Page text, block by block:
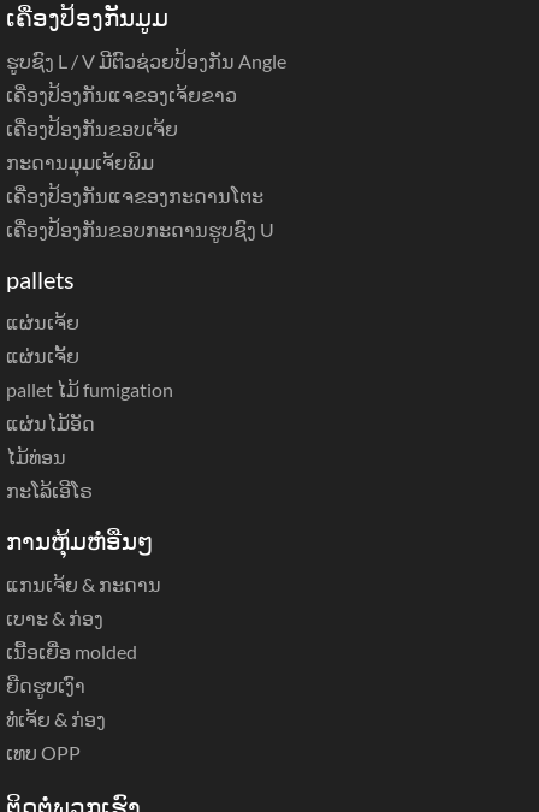
ເຄື່ອງປ້ອງກັນມູມ
ຮູບຊົງ L / V ມີຕົວຊ່ວຍປ້ອງກັນ Angle
ເຄື່ອງປ້ອງກັນແຈຂອງເຈ້ຍຂາວ
ເຄື່ອງປ້ອງກັນຂອບເຈ້ຍ
ກະດານມຸມເຈ້ຍພິມ
ເຄື່ອງປ້ອງກັນແຈຂອງກະດານໂຕະ
ເຄື່ອງປ້ອງກັນຂອບກະດານຮູບຊົງ U
pallets
ແຜ່ນເຈ້ຍ
ແຜ່ນເຈັ້ຍ
pallet ໄມ້ fumigation
ແຜ່ນໄມ້ອັດ
ໄມ້ທ່ອນ
ກະໂລ້ເອີໂຣ
ການຫຸ້ມຫໍ່ອື່ນໆ
ແກນເຈ້ຍ & ກະດານ
ເບາະ & ກ່ອງ
ເນື້ອເຍື່ອ molded
ຍືດຮູບເງົາ
ທໍ່ເຈ້ຍ & ກ່ອງ
ເທບ OPP